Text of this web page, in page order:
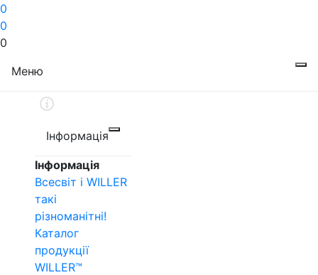
0
0
0
Меню
Інформація
Інформація
Всесвіт і WILLER
такі
різноманітні!
Каталог
продукції
WILLER™